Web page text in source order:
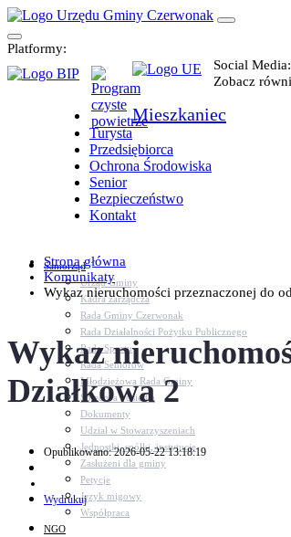
Platformy:
Social Media:
Zobacz
Mieszkaniec
Turysta
Przedsiębiorca
Ochrona Środowiska
Senior
Bezpieczeństwo
Kontakt
Samorząd
Urząd Gminy
Kadra zarządcza
Rada Gminy Czerwonak
Rada Działalności Pożytku Publicznego
Rada Sportu
Rada Seniorów
Młodzieżowa Rada Gminy
Sołectwa i osiedla
Dokumenty
Udział w Stowarzyszeniach
Jednostki, spółki, instytucje
Zasłużeni dla gminy
Petycje
Język migowy
Współpraca
NGO
Strona główna
Komunikaty
Wykaz nieruchomości przeznaczonej do
Wykaz
Działkowa 2
Opublikowano: 2026-05-22 13:18:19
Wydrukuj